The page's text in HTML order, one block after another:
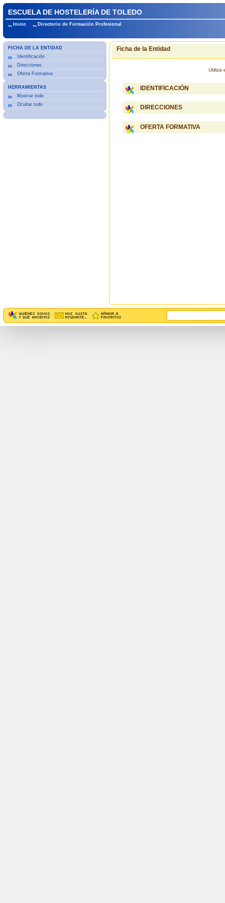
ESCUELA DE HOSTELERÍA DE TOLEDO
Inicio Directorio de Formación Profesional
FICHA DE LA ENTIDAD
Identificación
Direcciones
Oferta Formativa
HERRAMIENTAS
Mostrar todo
Ocultar todo
Ficha de la Entidad
Utiliza
IDENTIFICACIÓN
DIRECCIONES
OFERTA FORMATIVA